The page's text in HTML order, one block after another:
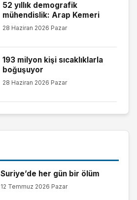
52 yıllık demografik
mühendislik: Arap Kemeri
28 Haziran 2026 Pazar
193 milyon kişi sıcaklıklarla
boğuşuyor
28 Haziran 2026 Pazar
Suriye’de her gün bir ölüm
12 Temmuz 2026 Pazar